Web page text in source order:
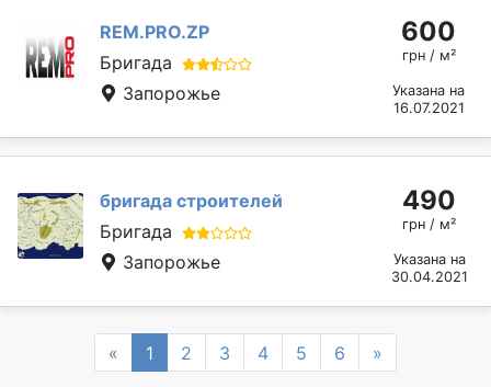
REM.PRO.ZP
Бригада
Запорожье
600
грн / м²
Указана на
16.07.2021
бригада строителей
Бригада
Запорожье
490
грн / м²
Указана на
30.04.2021
« Previous
1 2 3 4 5 6 »